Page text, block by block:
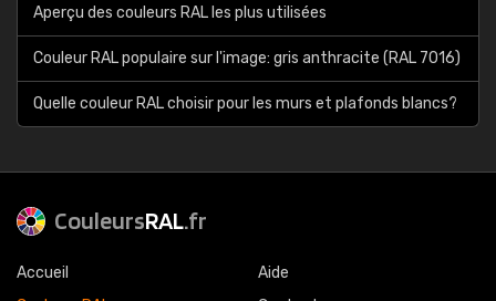
Aperçu des couleurs RAL les plus utilisées
Couleur RAL populaire sur l'image: gris anthracite (RAL 7016)
Quelle couleur RAL choisir pour les murs et plafonds blancs?
CouleursRAL.fr
Accueil
Aide